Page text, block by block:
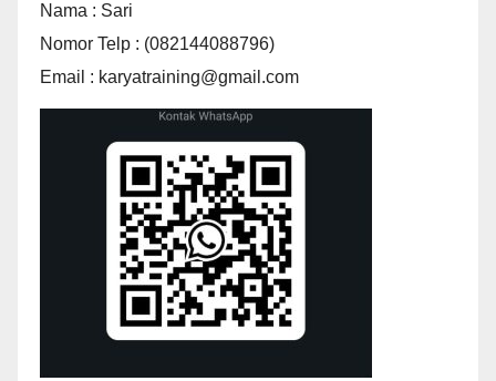
Nama : Sari
Nomor Telp : (082144088796)
Email : karyatraining@gmail.com